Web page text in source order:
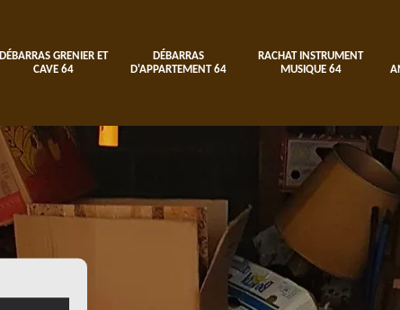
DÉBARRAS GRENIER ET
CAVE 64
DÉBARRAS
D'APPARTEMENT 64
RACHAT INSTRUMENT
MUSIQUE 64